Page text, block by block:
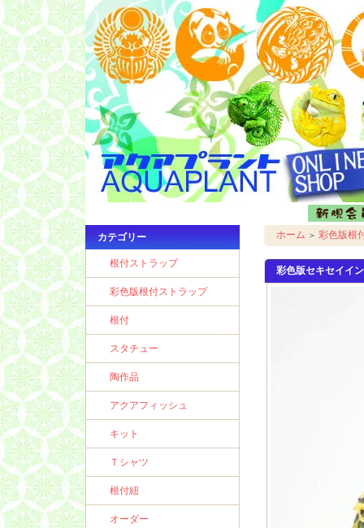
カテゴリー
根付ストラップ
彩色版根付ストラップ
根付
スタチュー
陶作品
アクアフィッシュ
キット
Ｔシャツ
根付紐
オーダー
ホーム ＞ 彩色版根
彩色版セキセイイ